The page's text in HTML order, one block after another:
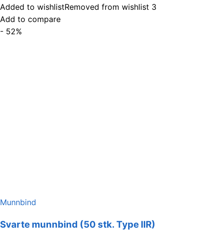
Added to wishlistRemoved from wishlist 3
Add to compare
- 52%
Munnbind
Svarte munnbind (50 stk. Type IIR)